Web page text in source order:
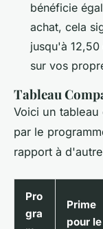
bénéficie
achat, cela
jusqu'à
sur vos
Tableau
Voici un
par le
rapport à
Pro
gra
Prime
pour le